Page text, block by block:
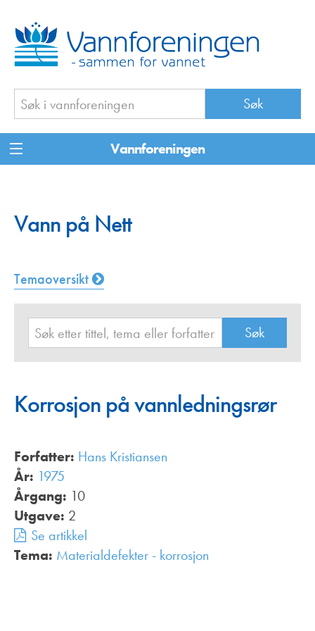
Vannforeningen
Vann på Nett
Temaoversikt
Korrosjon på vannledningsrør
Forfatter: Hans Kristiansen
År: 1975
Årgang: 10
Utgave: 2
Se artikkel
Tema: Materialdefekter - korrosjon